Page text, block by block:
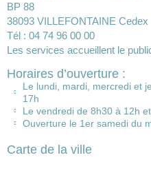
BP 88
38093 VILLEFONTAINE Cedex
Tél : 04 74 96 00 00
Les services accueillent le
Horaires d’ouverture :
Le lundi, mardi, mercredi et
17h
Le vendredi de 8h30 à 12h
Ouverture le 1er samedi du
Carte de la ville